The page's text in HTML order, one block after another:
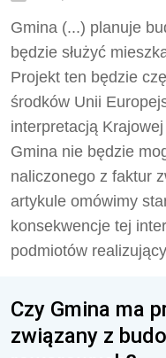
Gmina (...) planuje
będzie służyć
Projekt ten będzie
środków Unii
interpretacją
Gmina nie będzie
naliczonego z faktur
artykule omówimy
konsekwencje tej
podmiotów
Czy Gmina ma
związany z